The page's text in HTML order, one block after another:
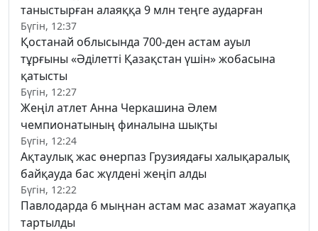
таныстырған алаяққа 9 млн теңге аударған
Бүгін, 12:37
Қостанай облысында 700-ден астам ауыл
тұрғыны «Әділетті Қазақстан үшін» жобасына
қатысты
Бүгін, 12:27
Жеңіл атлет Анна Черкашина Әлем
чемпионатының финалына шықты
Бүгін, 12:24
Ақтаулық жас өнерпаз Грузиядағы халықаралық
байқауда бас жүлдені жеңіп алды
Бүгін, 12:22
Павлодарда 6 мыңнан астам мас азамат жауапқа
тартылды